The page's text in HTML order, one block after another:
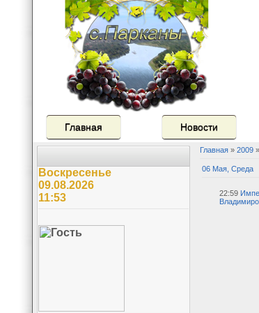
Главная Новости
Воскресенье
09.08.2026
11:53
Главная » 2009 »
06 Мая, Среда
22:59